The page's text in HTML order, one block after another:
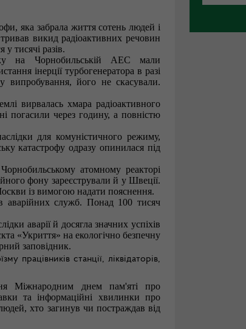
яка забрала життя сотень людей і
викид радіоактивних речовин
тисячі разів.
на Чорнобильській АЕС мали
інерції турбогенератора в разі
випробування, його не скасували.
вирвалась хмара радіоактивного
погасили через годину, а повністю
для комуністичного режиму,
катастрофу одразу опинилася під
атомному реакторі
фону зареєстрували й у Швеції.
із вимогою надати пояснення.
аварійних служб. Понад 100 тисяч
аваріїй досягла значних успіхів
«Укриття» на екологічно безпечну
заповідник.
працівників станції, ліквідаторів,
Міжнародним днем пам'яті про
та інформаційні хвилинки про
хто загинув чи постраждав від